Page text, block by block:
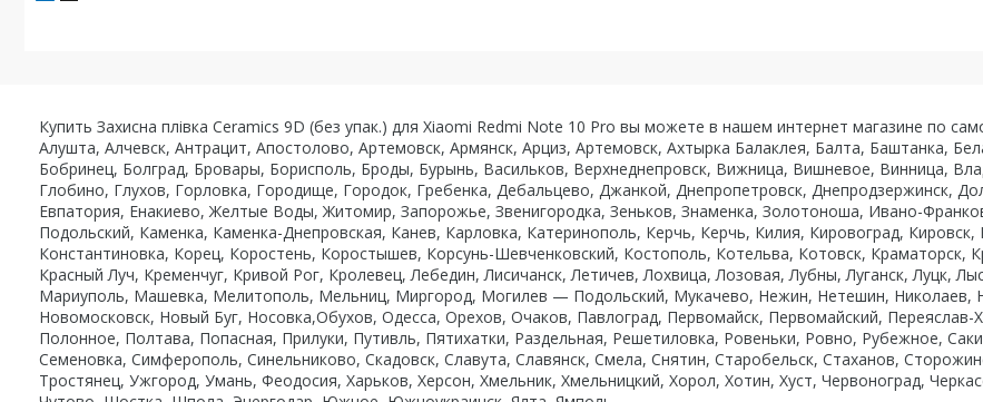
Купить Захисна плівка Ceramics 9D (без упак.) для Xiaomi Redmi Note 10 Pro вы можете в нашем интернет магазине по
Алушта, Алчевск, Антрацит, Апостолово, Артемовск, Армянск, Арциз, Артемовск, Ахтырка Балаклея, Балта, Баштанка,
Бобринец, Болград, Бровары, Борисполь, Броды, Бурынь, Васильков, Верхнеднепровск, Вижница, Вишневое, Винница,
Глобино, Глухов, Горловка, Городище, Городок, Гребенка, Дебальцево, Джанкой, Днепропетровск, Днепродзержинск,
Евпатория, Енакиево, Желтые Воды, Житомир, Запорожье, Звенигородка, Зеньков, Знаменка, Золотоноша, Ивано-
Подольский, Каменка, Каменка-Днепровская, Канев, Карловка, Катеринополь, Керчь, Керчь, Килия, Кировоград,
Константиновка, Корец, Коростень, Коростышев, Корсунь-Шевченковский, Костополь, Котельва, Котовск, Краматорск,
Красный Луч, Кременчуг, Кривой Рог, Кролевец, Лебедин, Лисичанск, Летичев, Лохвица, Лозовая, Лубны, Луганск, Луцк,
Мариуполь, Машевка, Мелитополь, Мельниц, Миргород, Могилев — Подольский, Мукачево, Нежин, Нетешин, Николаев,
Новомосковск, Новый Буг, Носовка,Обухов, Одесса, Орехов, Очаков, Павлоград, Первомайск, Первомайский,
Полонное, Полтава, Попасная, Прилуки, Путивль, Пятихатки, Раздельная, Решетиловка, Ровеньки, Ровно, Рубежное,
Семеновка, Симферополь, Синельниково, Скадовск, Славута, Славянск, Смела, Снятин, Старобельск, Стаханов,
Тростянец, Ужгород, Умань, Феодосия, Харьков, Херсон, Хмельник, Хмельницкий, Хорол, Хотин, Хуст, Червоноград,